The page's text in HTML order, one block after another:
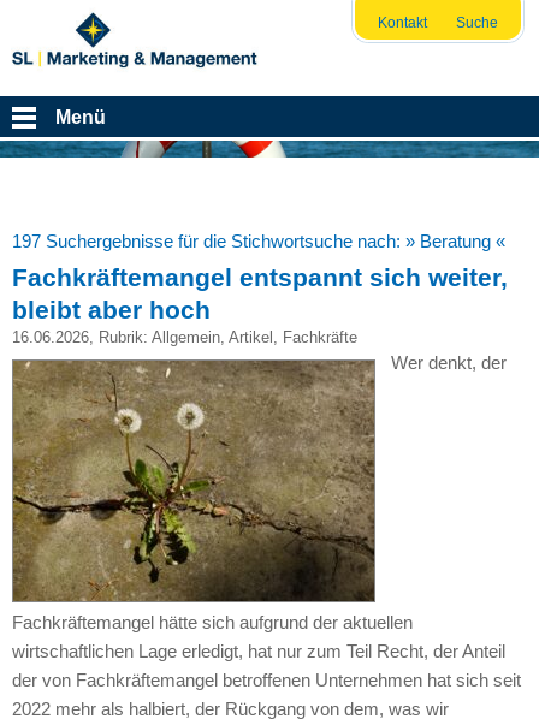
Kontakt Suche
Menü
197 Suchergebnisse für die Stichwortsuche nach: » Beratung «
Fachkräftemangel entspannt sich weiter,
bleibt aber hoch
16.06.2026, Rubrik: Allgemein, Artikel , Fachkräfte
Wer denkt, der
Fachkräftemangel hätte sich aufgrund der aktuellen
wirtschaftlichen Lage erledigt, hat nur zum Teil Recht, der Anteil
der von Fachkräftemangel betroffenen Unternehmen hat sich seit
2022 mehr als halbiert, der Rückgang von dem, was wir